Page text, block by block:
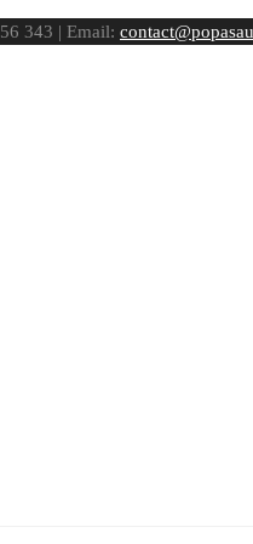
343 | Email: